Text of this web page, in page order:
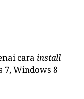
cara install
7, Windows 8